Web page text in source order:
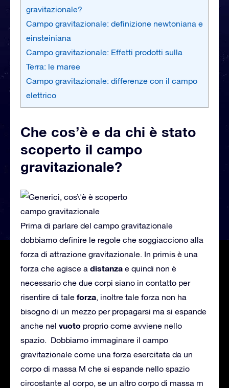
gravitazionale?
Campo gravitazionale: definizione newtoniana e
einsteiniana
Campo gravitazionale: Effetti prodotti sulla
Terra: le maree
Campo gravitazionale: differenze con il campo
elettrico
Che cos’è e da chi è stato
scoperto il campo
gravitazionale?
Prima di parlare del campo gravitazionale
dobbiamo definire le regole che soggiacciono alla
forza di attrazione gravitazionale. In primis è una
forza che agisce a distanza e quindi non è
necessario che due corpi siano in contatto per
risentire di tale forza, inoltre tale forza non ha
bisogno di un mezzo per propagarsi ma si espande
anche nel vuoto proprio come avviene nello
spazio. Dobbiamo immaginare il campo
gravitazionale come una forza esercitata da un
corpo di massa M che si espande nello spazio
circostante al corpo, se un altro corpo di massa m